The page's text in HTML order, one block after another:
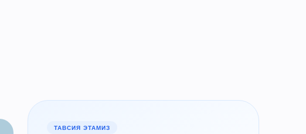
ТАВСИЯ ЭТАМИЗ